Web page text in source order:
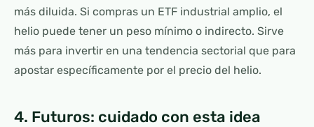
más diluida. Si compras un ETF industrial amplio, el
helio puede tener un peso mínimo o indirecto. Sirve
más para invertir en una tendencia sectorial que para
apostar específicamente por el precio del helio.
4. Futuros: cuidado con esta idea